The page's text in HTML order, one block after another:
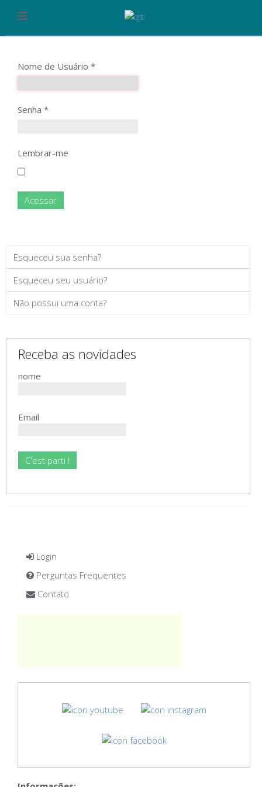
Nome de Usuário *
Senha *
Lembrar-me
Acessar
Esqueceu sua senha?
Esqueceu seu usuário?
Não possui uma conta?
Receba as novidades
nome
Email
Login
Perguntas Frequentes
Contato